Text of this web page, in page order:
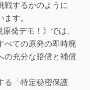
戦するかのように
す。
発デモ！》では、
べての原発の即時廃
の充分な賠償と補償
る「特定秘密保護